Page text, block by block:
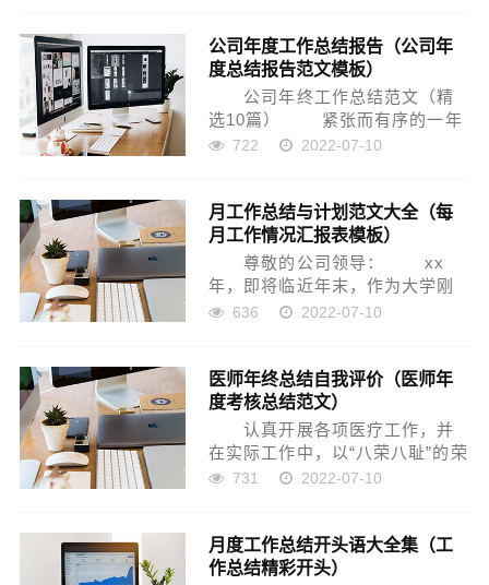
勤勤恳恳、认真负责地完成领导
安排的各项任务。主要情况总结
公司年度工作总结报告（公司年
度总结报告范文模板）
公司年终工作总结范文（精
选10篇） 紧张而有序的一年
又要过去了，忙碌的一年里，在
了今后更好地工作，总结经验、
完善不足，本人就本年...
722 2022-07-10
月工作总结与计划范文大全（每
月工作情况汇报表模板）
尊敬的公司领导： xx
年，即将临近年末，作为大学刚
毕业实习期间的我进入公司到目
学到了很多关于 房地产的 知识，
也涉及了很多以前没...
636 2022-07-10
医师年终总结自我评价（医师年
度考核总结范文）
认真开展各项医疗工作，并
在实际工作中，以“八荣八耻”的荣
辱观来指导自己的日常行为，全
个人总结五篇，欢迎查阅! 医
生年终个人总结1...
731 2022-07-10
月度工作总结开头语大全集（工
作总结精彩开头）